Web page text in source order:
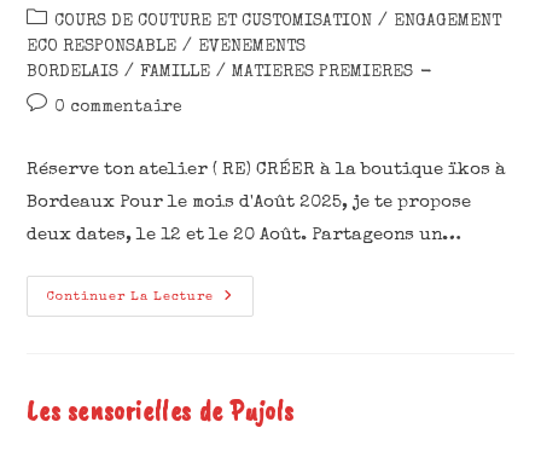
COURS DE COUTURE ET CUSTOMISATION / ENGAGEMENT
ECO RESPONSABLE / EVENEMENTS
BORDELAIS / FAMILLE / MATIERES PREMIERES
0 commentaire
Réserve ton atelier ( RE) CRÉER à la boutique ïkos à
Bordeaux Pour le mois d'Août 2025, je te propose
deux dates, le 12 et le 20 Août. Partageons un…
Continuer La Lecture
Les sensorielles de Pujols